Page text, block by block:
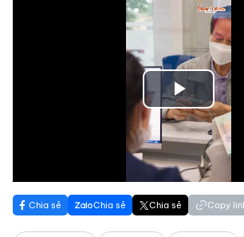
Play
Video
Chia sẻ Chia sẻ Chia sẻ Copy